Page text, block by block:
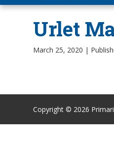
Urlet
March 25, 2020 |
Copyright © 2026